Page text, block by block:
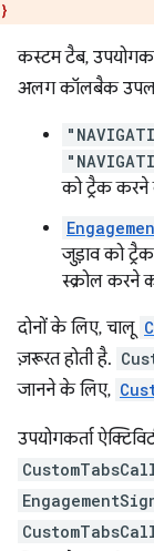
}
कस्टम टैब,
अलग कॉलबैक
को ट्रैक
जुड़ाव को
स्क्रोल करने
दोनों के लिए, चालू
ज़रूरत होती है.
जानने के लिए,
उपयोगकर्ता